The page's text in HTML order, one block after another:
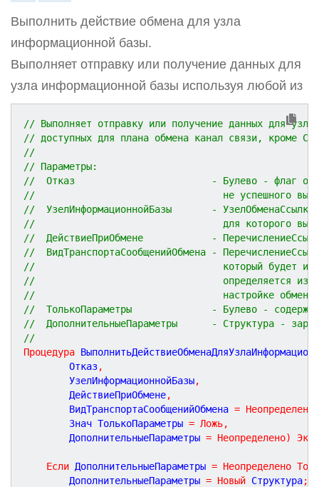
Выполнить действие обмена для узла
информационной базы.
Выполняет отправку или получение данных для
узла информационной базы используя любой из
// Выполняет отправку или получение данных для
// доступных для плана обмена канал связи, кроме
//
// Параметры:
//  Отказ                        - Булево - флаг отказа,
//                                 не успешного
//  УзелИнформационнойБазы       -
//                                 для которого
//  ДействиеПриОбмене            -
//  ВидТранспортаСообщенийОбмена -
//                                 который будет
//                                 определяется из
//                                 настройке обмена.
//  ТолькоПараметры              - Булево - содержит
//  ДополнительныеПараметры      - Структура -
//
Процедура
		Отказ
,
		УзелИнформационнойБазы
,
		ДействиеПриОбмене
,
		ВидТранспортаСообщенийОбмена
= Неопределено
		Знач ТолькоПараметры
= Ложь,
		ДополнительныеПараметры
= Неопределено)
Если ДополнительныеПараметры = Неопределено
		ДополнительныеПараметры
= Новый Структура;